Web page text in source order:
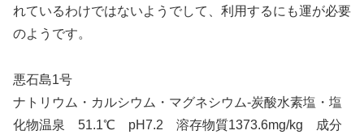
れているわけではないようでして、利用するにも運が必要
のようです。
悪石島1号
ナトリウム・カルシウム・マグネシウム-炭酸水素塩・塩
化物温泉 51.1℃ pH7.2 溶存物質1373.6mg/kg 成分